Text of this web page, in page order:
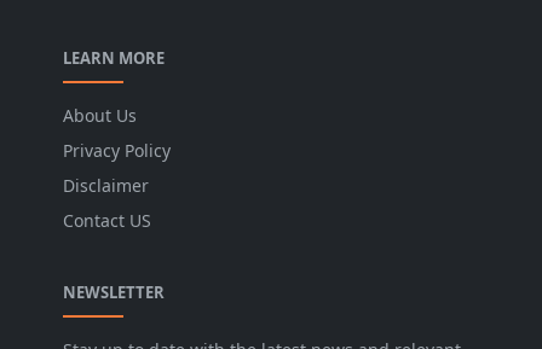
LEARN MORE
About Us
Privacy Policy
Disclaimer
Contact US
NEWSLETTER